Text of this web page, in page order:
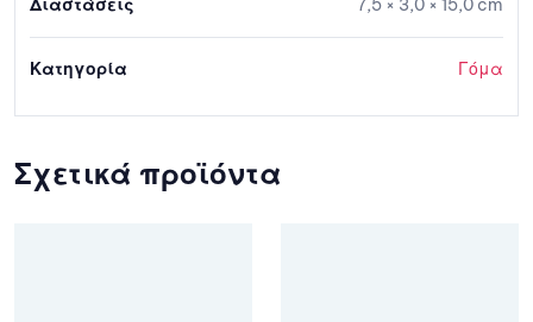
Διαστάσεις 7,5 × 3,0 × 15,0 cm
Κατηγορία Γόμα
Σχετικά προϊόντα